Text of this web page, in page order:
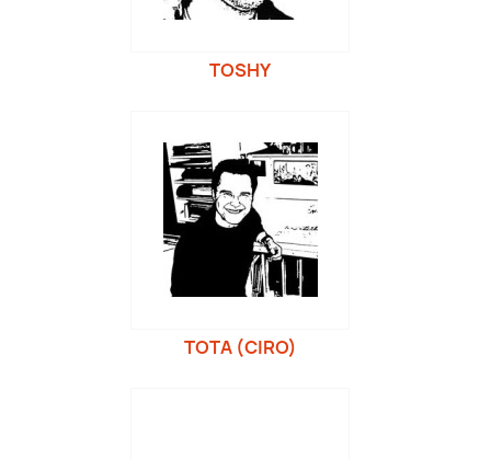
TOSHY
TOTA (CIRO)